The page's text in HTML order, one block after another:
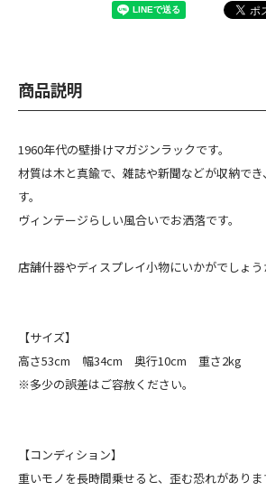
商品説明
1960年代の壁掛けマガジンラックです。
材質は木と真鍮で、雑誌や新聞などが収納で
す。
ヴィンテージらしい風合いでお洒落です。
店舗什器やディスプレイ小物にいかがでしょう
【サイズ】
高さ53cm 幅34cm 奥行10cm 重さ2kg
※多少の誤差はご容赦ください。
【コンディション】
重いモノを長時間乗せると、歪む恐れがありま